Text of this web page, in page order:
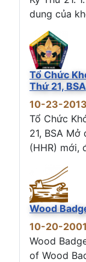
dung của
Tổ Chức
Thứ 21, BSA
10-23-2013
Tổ Chức
21, BSA Mở
(HHR) mới,
Wood
10-20-2001
Wood
of Wood